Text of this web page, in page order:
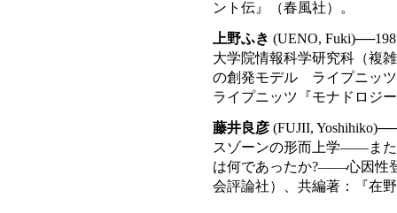
ント伝』（春風社）。
上野ふき (UENO,
大学院情報科学研究科（複
の創発モデル ライプニッ
ライプニッツ『モナドロジ
藤井良彦 (FUJII,
スゾーンの形而上学——また
は何であったか?——心因性
会評論社）、共編著：『在